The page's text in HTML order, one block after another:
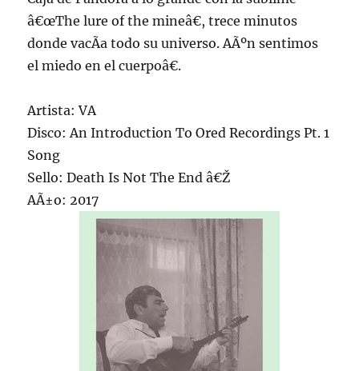
â€œThe lure of the mineâ€, trece minutos
donde vacÃ­a todo su universo. AÃºn sentimos
el miedo en el cuerpoâ€.
Artista: VA
Disco: An Introduction To Ored Recordings Pt. 1
Song
Sello: Death Is Not The End â€Ž
AÃ±o: 2017